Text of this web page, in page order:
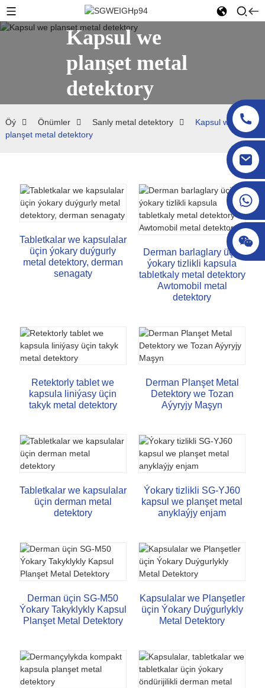
Kapsul we
planşet metal
detektory
Öý Önümler Sanly metal detektory
Kapsul we
planşet metal detektory
Tabletkalar we kapsulalar
üçin ýokary duýgurly
metal detektory, derman
senagaty
Derman barlaglary üçin
ýokary tizlikli kapsula
tabletkaly metal detektory
Awtomobil metal
detektory
Retektorly tablet we
kapsula liniýasy üçin
takyk metal detektory
Derman Planşet Metal
Detektory we Tozan
Aýyryjy Maşyn
Tabletkalar we kapsulalar
üçin derman metal
detektory
Ýokary tizlikli SG-YJ60
kapsul we planşet metal
anyklaýjy enjam
Derman üçin SG-M50
Ýokary Takyklykly Kapsul
Planşet Metal Detektory
Kapsulalar we Planşetler
üçin Ýokary Duýgurlykly
Metal Detektory